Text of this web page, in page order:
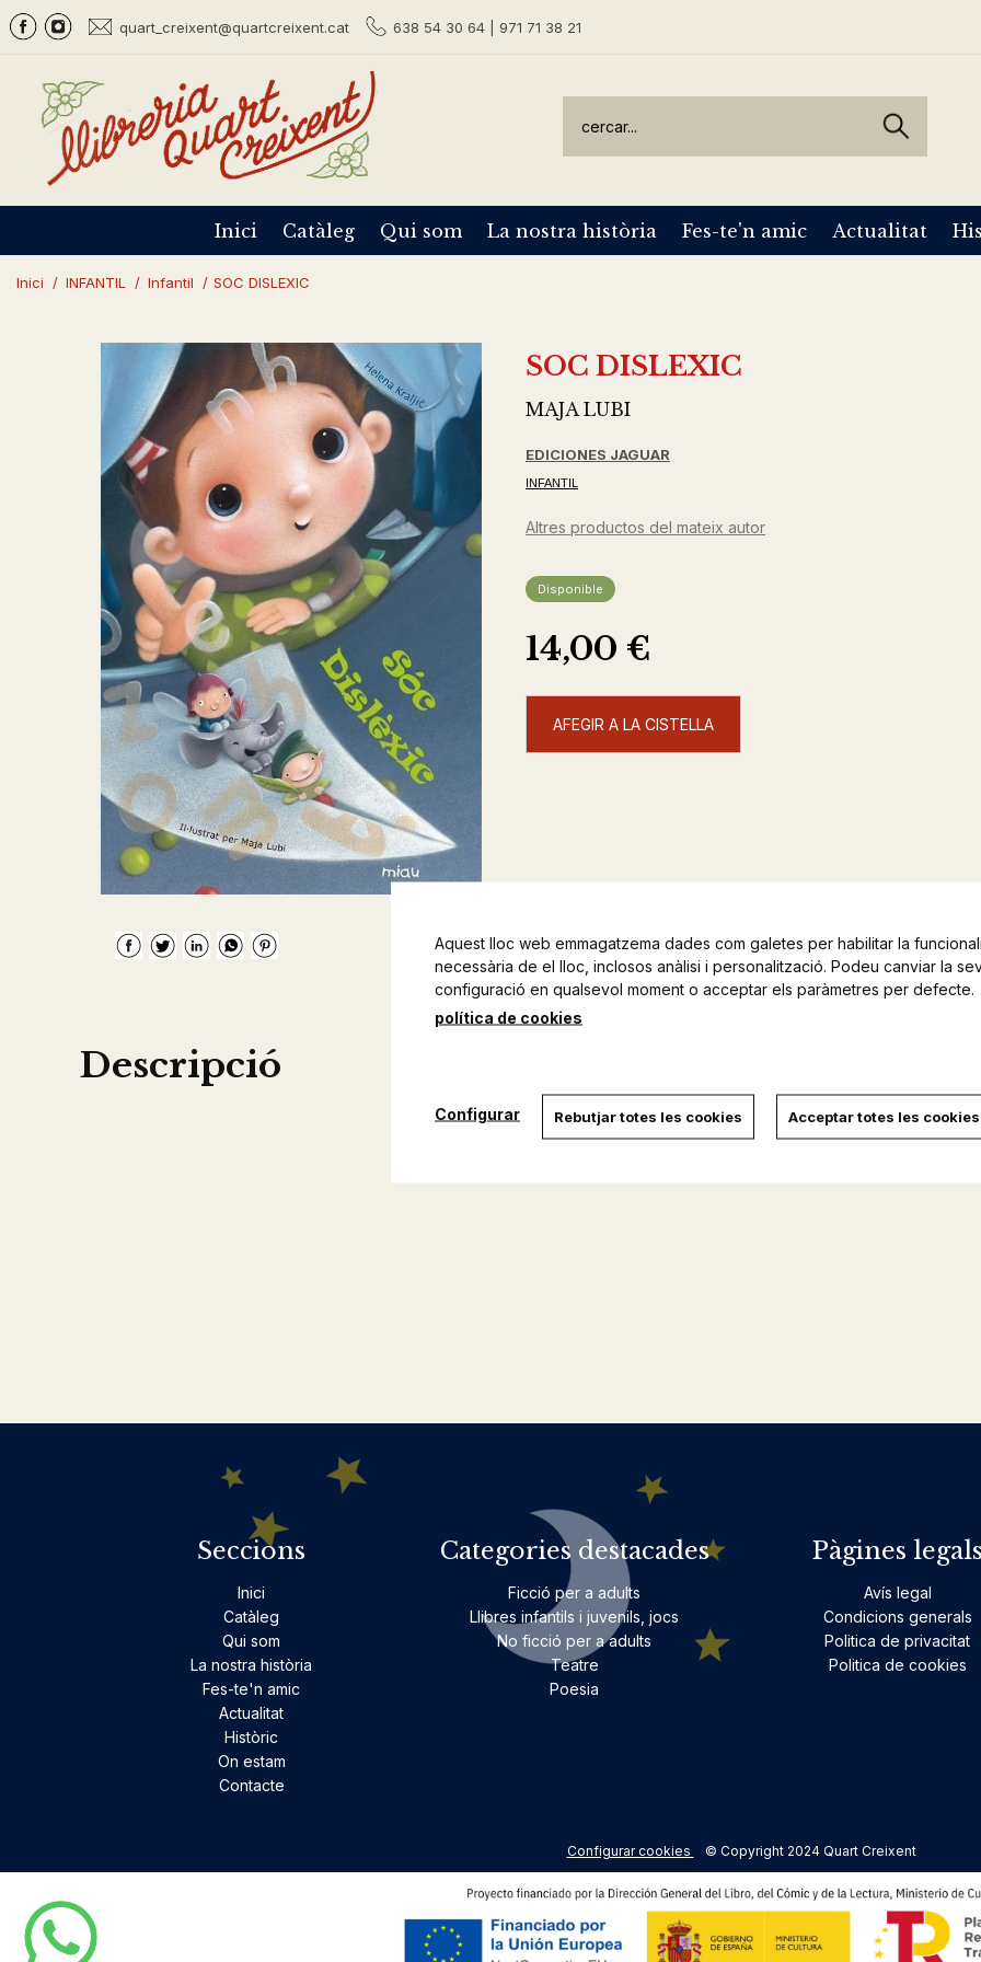
quart_creixent@quartcreixent.cat 638 54 30 64 | 971 71 38 21
Inici Catàleg Qui som La nostra història Fes-te'n amic Actualitat
Inici / INFANTIL / Infantil / SOC DISLEXIC
SOC DISLEXIC
MAJA LUBI
EDICIONES JAGUAR
INFANTIL
Altres productos del mateix autor
Disponible
14,00 €
AFEGIR A LA CISTELLA
Descripció
Seccions
Inici
Catàleg
Qui som
La nostra història
Fes-te'n amic
Actualitat
Històric
On estam
Contacte
Categories destacades
Ficció per a adults
Llibres infantils i juvenils, jocs
No ficció per a adults
Teatre
Poesia
Pàgines legals
Avís legal
Condicions generals
Politica de privacitat
Politica de cookies
Configurar cookies © Copyright 2024 Quart Creixent
Aquest lloc web emmagatzema dades com galetes per habilitar la
necessària de el lloc, inclosos anàlisi i personalització. Podeu canviar la
configuració en qualsevol moment o acceptar els paràmetres per defecte.
política de cookies
Configurar Rebutjar totes les cookies Acceptar totes les cookies